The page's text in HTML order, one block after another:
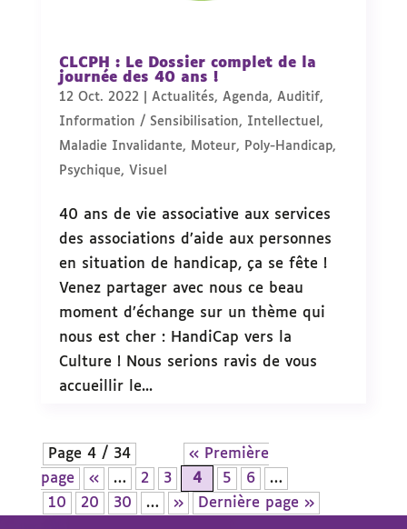
CLCPH : Le Dossier complet de la
journée des 40 ans !
12 Oct. 2022| Actualités, Agenda, Auditif,
Information / Sensibilisation, Intellectuel ,
Maladie Invalidante, Moteur, Poly-Handicap,
Psychique, Visuel
40 ans de vie associative aux services
des associations d’aide aux personnes
en situation de handicap, ça se fête !
Venez partager avec nous ce beau
moment d’échange sur un thème qui
nous est cher : HandiCap vers la
Culture ! Nous serions ravis de vous
accueillir le...
Page 4 / 34
« Première
page
« … 2 3 4 5 6
…
10
20 30 … » Dernière page »